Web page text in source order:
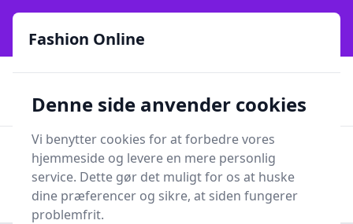
Fashion Online - Din genvej til stil, trends og smarte fund
online siden 2017
Lynhurtig levering ⭐⭐⭐⭐⭐✨981 forskellige produkttyper
Fashion Online
Søg
Fashion Online
Denne side anvender cookies
Vi benytter cookies for at forbedre vores
hjemmeside og levere en mere personlig
service. Dette gør det muligt for os at huske
dine præferencer og sikre, at siden fungerer
problemfrit.